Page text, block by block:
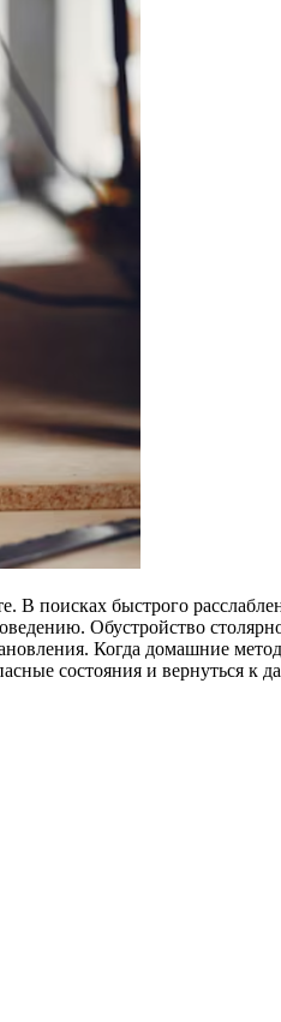
В поисках быстрого
Обустройство
Когда домашние
состояния и вернуться к